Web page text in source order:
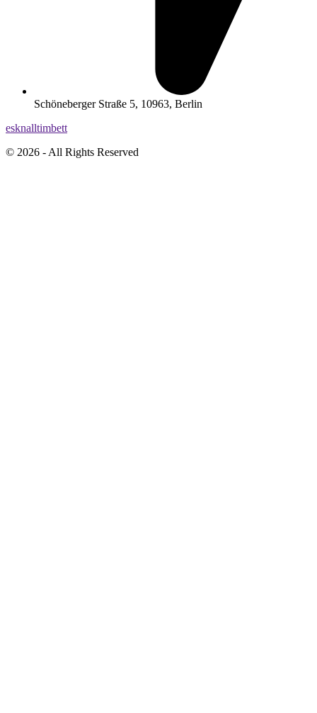
Schöneberger Straße 5, 10963, Berlin
esknalltimbett
© 2026 - All Rights Reserved